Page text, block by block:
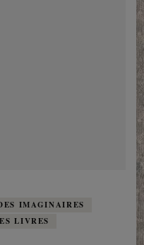
IMAGINAIRES
LIVRES